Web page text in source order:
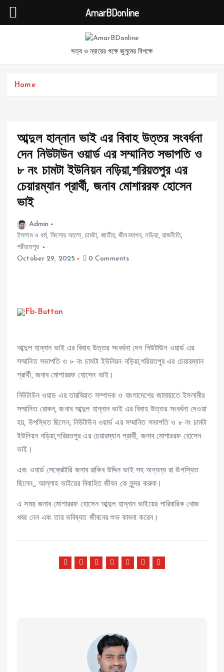
p
সত্য ও ন্যায়ের পক্ষে জুলুমের বিপক্ষে
Home
আব্দুল হান্নান ভাই এর বিবাহ উত্তর সংবর্ধনা
দেন নিউটাউন ওয়ার্ড এর সম্মানিত সভাপতি ও
৮ নং চামটা ইউনিয়ন নড়িয়া,শরিয়তপুর এর
চেয়ারম্যান প্রার্থী, জনাব মোশাররফ হোসেন
ভাই
Admin
ইসলাম ও ধর্ম, কিশোর আলো, চামটা, জাতীয়,জীবনযাপন,নড়িয়া,রাজনীতি,
শরীয়তপুর
October 29, 2025
0 Comments
আব্দুল হান্নান ভাই এর বিবাহ উত্তর সংবর্ধনা দেন নিউটাউন ওয়ার্ড এর
সম্মানিত সভাপতি ও ৮ নং চামটা ইউনিয়ন নড়িয়া,শরিয়তপুর এর চেয়ারম্যান
প্রার্থী, জনাব মোশাররফ হোসেন ভাই।
নিউটাউন ওয়াড এর তারবিয়াত সম্পাদক ও বাংলাদেশের জামায়াতে ইসলামীর
সম্মানিত রোকন, জনাব আব্দুল হান্নান ভাই এর বিবাহ উত্তর সংবর্ধনা দেওয়া
হয়, উপস্থিত ছিলেন, নিউটাউন ওয়ার্ড এর সম্মানিত সভাপতি ও ৮ নং চামটা
ইউনিয়ন নড়িয়া,শরিয়তপুর এর চেয়ারম্যান প্রার্থী, জনাব মোশাররফ হোসেন
ভাই।
এবং ওযার্ড সেক্রেটারি জনাব রাকিব উদ্দিন ভাই সহ অন্যন্য রা উপস্থিত
ছিলেন,, আল্লাহ ভাইয়ের বিবাহিত জীবন কে সুন্দর করুক।
এ সময় জনাব মোশাররফ হোসেন আব্দুল হান্নান ভাইয়ের পারিবারিক খোজ
খবর নেন এবং তার ভবিষ্যত জীবনের শুভ কামনা করেন।
AmarBDonline